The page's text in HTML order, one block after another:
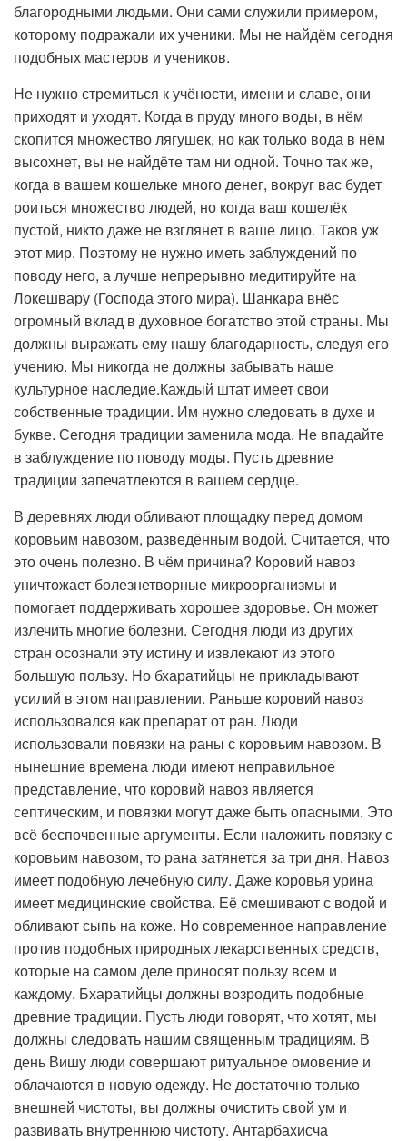
благородными людьми. Они сами служили примером,
которому подражали их ученики. Мы не найдём сегодня
подобных мастеров и учеников.
Не нужно стремиться к учёности, имени и славе, они
приходят и уходят. Когда в пруду много воды, в нём
скопится множество лягушек, но как только вода в нём
высохнет, вы не найдёте там ни одной. Точно так же,
когда в вашем кошельке много денег, вокруг вас будет
роиться множество людей, но когда ваш кошелёк
пустой, никто даже не взглянет в ваше лицо. Таков уж
этот мир. Поэтому не нужно иметь заблуждений по
поводу него, а лучше непрерывно медитируйте на
Локешвару (Господа этого мира). Шанкара внёс
огромный вклад в духовное богатство этой страны. Мы
должны выражать ему нашу благодарность, следуя его
учению. Мы никогда не должны забывать наше
культурное наследие.Каждый штат имеет свои
собственные традиции. Им нужно следовать в духе и
букве. Сегодня традиции заменила мода. Не впадайте
в заблуждение по поводу моды. Пусть древние
традиции запечатлеются в вашем сердце.
В деревнях люди обливают площадку перед домом
коровьим навозом, разведённым водой. Считается, что
это очень полезно. В чём причина? Коровий навоз
уничтожает болезнетворные микроорганизмы и
помогает поддерживать хорошее здоровье. Он может
излечить многие болезни. Сегодня люди из других
стран осознали эту истину и извлекают из этого
большую пользу. Но бхаратийцы не прикладывают
усилий в этом направлении. Раньше коровий навоз
использовался как препарат от ран. Люди
использовали повязки на раны с коровьим навозом. В
нынешние времена люди имеют неправильное
представление, что коровий навоз является
септическим, и повязки могут даже быть опасными. Это
всё беспочвенные аргументы. Если наложить повязку с
коровьим навозом, то рана затянется за три дня. Навоз
имеет подобную лечебную силу. Даже коровья урина
имеет медицинские свойства. Её смешивают с водой и
обливают сыпь на коже. Но современное направление
против подобных природных лекарственных средств,
которые на самом деле приносят пользу всем и
каждому. Бхаратийцы должны возродить подобные
древние традиции. Пусть люди говорят, что хотят, мы
должны следовать нашим священным традициям. В
день Вишу люди совершают ритуальное омовение и
облачаются в новую одежду. Не достаточно только
внешней чистоты, вы должны очистить свой ум и
развивать внутреннюю чистоту. Антарбахисча